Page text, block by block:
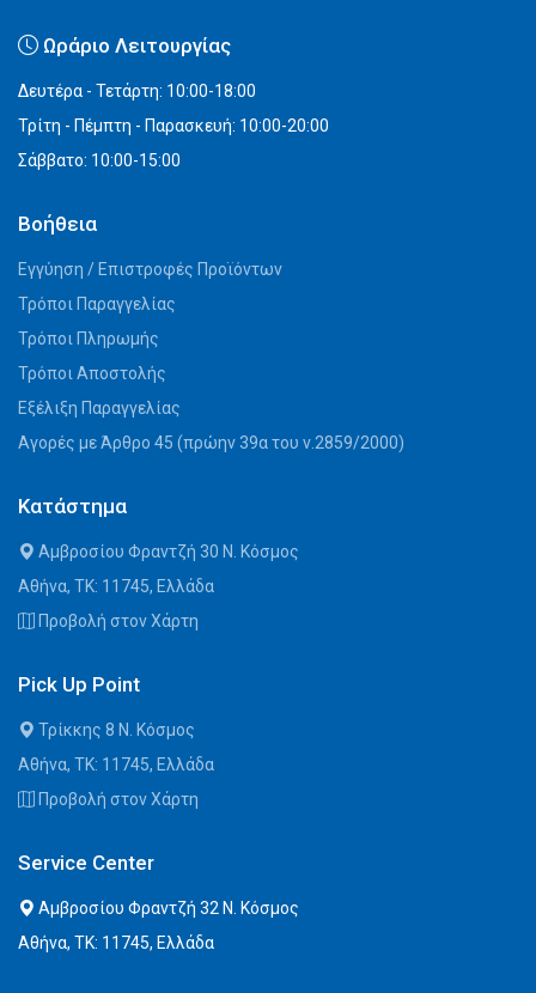
Ωράριο Λειτουργίας
Δευτέρα - Τετάρτη: 10:00-18:00
Τρίτη - Πέμπτη - Παρασκευή: 10:00-20:00
Σάββατο: 10:00-15:00
Βοήθεια
Εγγύηση / Επιστροφές Προϊόντων
Τρόποι Παραγγελίας
Τρόποι Πληρωμής
Τρόποι Αποστολής
Εξέλιξη Παραγγελίας
Αγορές με Άρθρο 45 (πρώην 39α του ν.2859/2000)
Κατάστημα
Αμβροσίου Φραντζή 30 Ν. Κόσμος
Αθήνα, ΤΚ: 11745, Ελλάδα
Προβολή στον Χάρτη
Pick Up Point
Τρίκκης 8 Ν. Κόσμος
Αθήνα, ΤΚ: 11745, Ελλάδα
Προβολή στον Χάρτη
Service Center
Αμβροσίου Φραντζή 32 Ν. Κόσμος
Αθήνα, ΤΚ: 11745, Ελλάδα